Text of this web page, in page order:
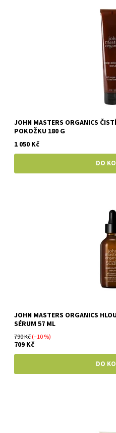
JOHN MASTERS ORGANICS
POKOŽKU 180 G
1 050 Kč
JOHN MASTERS ORGANICS
SÉRUM 57 ML
790 Kč(–10 %)
709 Kč